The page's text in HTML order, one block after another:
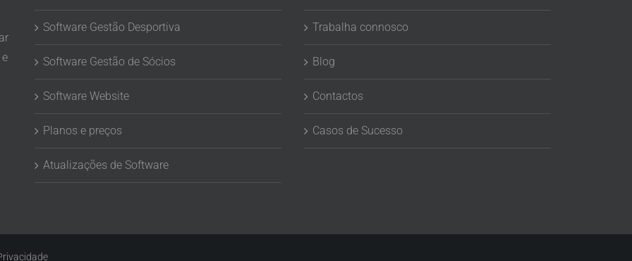
Software Gestão Desportiva
Software Gestão de Sócios
Software Website
Planos e preços
Atualizações de Software
Trabalha connosco
Blog
Contactos
Casos de Sucesso